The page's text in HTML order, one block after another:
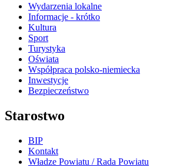
Wydarzenia lokalne
Informacje - krótko
Kultura
Sport
Turystyka
Oświata
Współpraca polsko-niemiecka
Inwestycje
Bezpieczeństwo
Starostwo
BIP
Kontakt
Władze Powiatu / Rada Powiatu